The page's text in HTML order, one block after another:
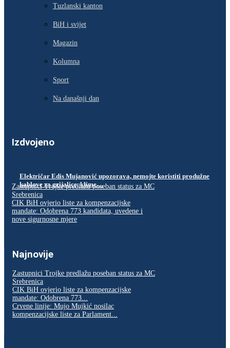
Tuzlanski kanton
BiH i svijet
Magazin
Kolumna
Sport
Na današnji dan
Izdvojeno
Električar Edis Mujanović upozorava, nemojte koristiti produžne
kablove za grijalice, klime…
Zastupnici Trojke predlažu poseban status za MC
Srebrenica
CIK BiH ovjerio liste za kompenzacijske
mandate: Odobrena 773 kandidata, uvedene i
nove sigurnosne mjere
Najnovije
Zastupnici Trojke predlažu poseban status za MC
Srebrenica
CIK BiH ovjerio liste za kompenzacijske
mandate: Odobrena 773...
Crvene linije: Mujo Mujkić nosilac
kompenzacijske liste za Parlament...